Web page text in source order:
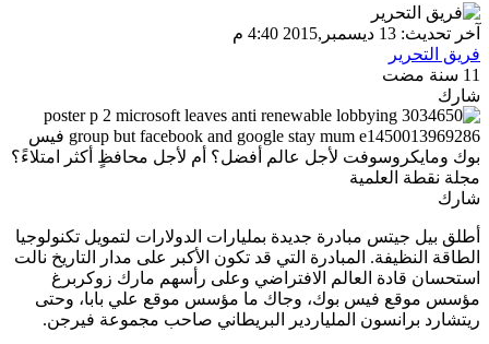
آخر تحديث: 13 ديسمبر,2015 4:40 م
فريق التحرير
11 سنة مضت
شارك
شارك
أطلق بيل جيتس مبادرة جديدة بمليارات الدولارات لتمويل تكنولوجيا
الطاقة النظيفة. المبادرة التي قد تكون الأكبر على مدار التاريخ نالت
استحسان قادة العالم الافتراضي وعلى رأسهم مارك زوكربرغ
مؤسس موقع فيس بوك، وجاك ما مؤسس موقع علي بابا، وحتى
ريتشارد برانسون الملياردير البريطاني صاحب مجموعة فيرجن.